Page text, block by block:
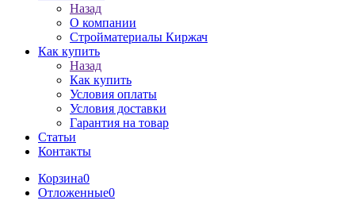
Назад
О компании
Стройматериалы Киржач
Как купить
Назад
Как купить
Условия оплаты
Условия доставки
Гарантия на товар
Статьи
Контакты
Корзина0
Отложенные0